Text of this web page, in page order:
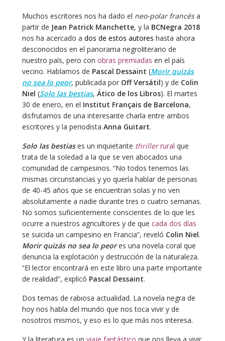
Muchos escritores nos ha dado el neo-polar francésa
partir de Jean Patrick Manchette, y la BCNegra 2018
nos ha acercado a dos de estos autores hasta ahora
desconocidos en el panorama negroliterario de
nuestro país, pero con obras premiadas en el país
vecino. Hablamos de Pascal Dessaint (Morir quizás
no sea lo peor, publicada por Off Versátil) y de Colin
Niel (Solo las bestias, Ático de los Libros). El martes
30 de enero, en el Institut Français de Barcelona,
disfrutamos de una interesante charla entre ambos
escritores y la periodista Anna Guitart.
Solo las bestiases un inquietante thrillerrural que
trata de la soledad a la que se ven abocados una
comunidad de campesinos. “No todos tenemos las
mismas circunstancias y yo quería hablar de personas
de 40-45 años que se encuentran solas y no ven
absolutamente a nadie durante tres o cuatro semanas.
No somos suficientemente conscientes de lo que les
ocurre a nuestros agricultores y de que cada dos días
se suicida un campesino en Francia”, reveló Colin Niel.
Morir quizás no sea lo peores una novela coral que
denuncia la explotación y destrucción de la naturaleza.
“El lector encontrará en este libro una parte importante
de realidad”, explicó Pascal Dessaint.
Dos temas de rabiosa actualidad. La novela negra de
hoy nos habla del mundo que nos toca vivir y de
nosotros mismos, y eso es lo que más nos interesa.